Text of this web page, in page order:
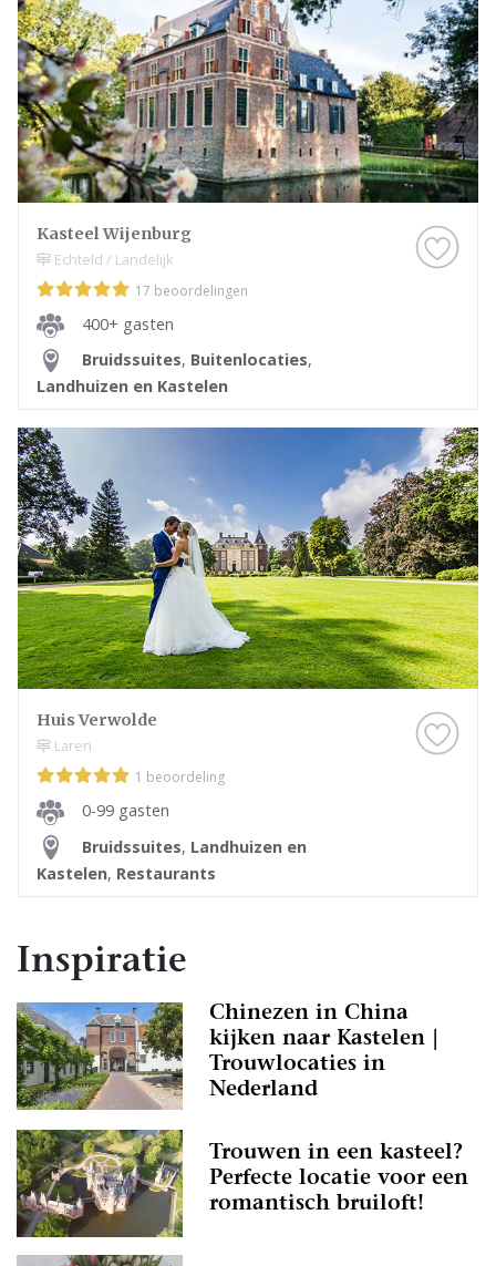
Kasteel Wijenburg
Echteld / Landelijk
17 beoordelingen
400+ gasten
Bruidssuites, Buitenlocaties,
Landhuizen en Kastelen
Huis Verwolde
Laren
1 beoordeling
0-99 gasten
Bruidssuites, Landhuizen en
Kastelen, Restaurants
Inspiratie
Chinezen in China
kijken naar Kastelen |
Trouwlocaties in
Nederland
Trouwen in een kasteel?
Perfecte locatie voor een
romantisch bruiloft!